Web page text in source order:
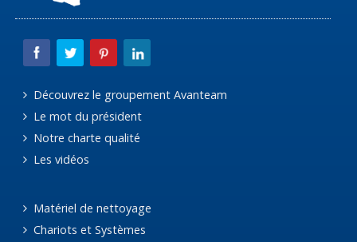
Découvrez le groupement Avanteam
Le mot du président
Notre charte qualité
Les vidéos
Matériel de nettoyage
Chariots et Systèmes